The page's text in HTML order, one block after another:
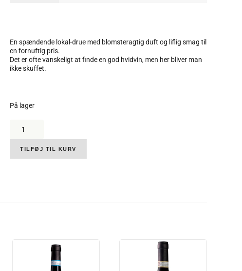
En spændende lokal-drue med blomsteragtig duft og liflig smag til
en fornuftig pris.
Det er ofte vanskeligt at finde en god hvidvin, men her bliver man
ikke skuffet.
På lager
Langhe
Arneis,
2024,
13.5%,
TILFØJ TIL KURV